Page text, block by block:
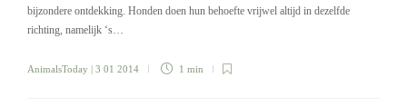
bijzondere ontdekking. Honden doen hun behoefte vrijwel altijd in dezelfde
richting, namelijk ‘s…
AnimalsToday | 3 01 2014 1 min